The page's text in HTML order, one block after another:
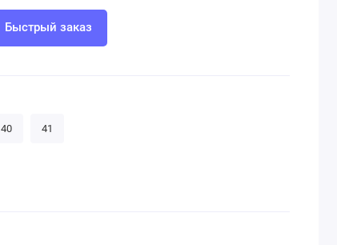
Быстрый заказ
40 41